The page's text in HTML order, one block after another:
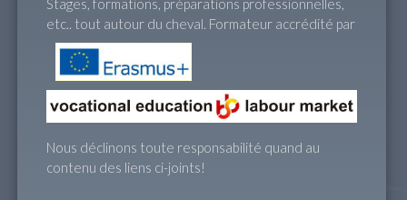
Stages, formations, préparations professionnelles,
etc.. tout autour du cheval. Formateur accrédité par
Nous déclinons toute responsabilité quand au
contenu des liens ci-joints!